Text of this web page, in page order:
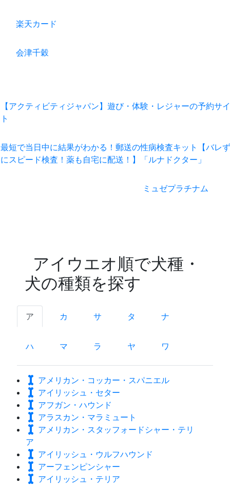
楽天カード
会津千穀
【アクティビティジャパン】遊び・体験・レジャーの予約サイ
ト
最短で当日中に結果がわかる！郵送の性病検査キット【バレず
にスピード検査！薬も自宅に配送！】「ルナドクター」
ミュゼプラチナム
アイウエオ順で犬種・
犬の種類を探す
ア カ サ タ ナ
ハ マ ラ ヤ ワ
アメリカン・コッカー・スパニエル
アイリッシュ・セター
アフガン・ハウンド
アラスカン・マラミュート
アメリカン・スタッフォードシャー・テリ
ア
アイリッシュ・ウルフハウンド
アーフェンピンシャー
アイリッシュ・テリア